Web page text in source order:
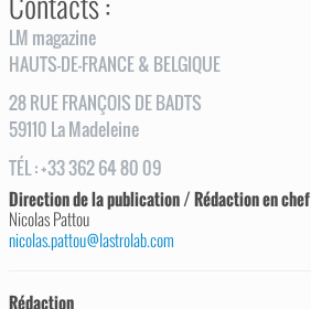
LM magazine
HAUTS-DE-FRANCE & BELGIQUE
28RUEFRANÇOIS DE BADTS
59110 La Madeleine
TÉL:+33 362 64 80 09
Direction de la publication / Rédaction en chef
Nicolas Pattou
nicolas.pattou@lastrolab.com
Rédaction